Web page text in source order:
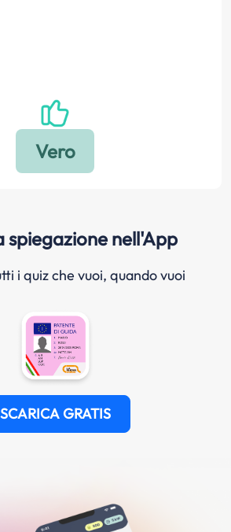
spiegazione nell'App
i quiz che vuoi, quando vuoi
SCARICA GRATIS